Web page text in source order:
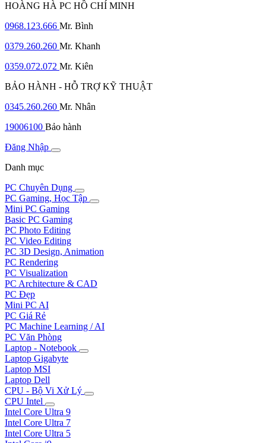
HOÀNG HÀ PC HỒ CHÍ MINH
0968.123.666 Mr. Bình
0379.260.260 Mr. Khanh
0359.072.072 Mr. Kiên
BẢO HÀNH - HỖ TRỢ KỸ THUẬT
0345.260.260 Mr. Nhân
19006100 Bảo hành
Đăng Nhập
Danh mục
PC Chuyên Dụng
PC Gaming, Học Tập
Mini PC Gaming
Basic PC Gaming
PC Photo Editing
PC Video Editing
PC 3D Design, Animation
PC Rendering
PC Visualization
PC Architecture & CAD
PC Đẹp
Mini PC AI
PC Giá Rẻ
PC Machine Learning / AI
PC Văn Phòng
Laptop - Notebook
Laptop Gigabyte
Laptop MSI
Laptop Dell
CPU - Bộ Vi Xử Lý
CPU Intel
Intel Core Ultra 9
Intel Core Ultra 7
Intel Core Ultra 5